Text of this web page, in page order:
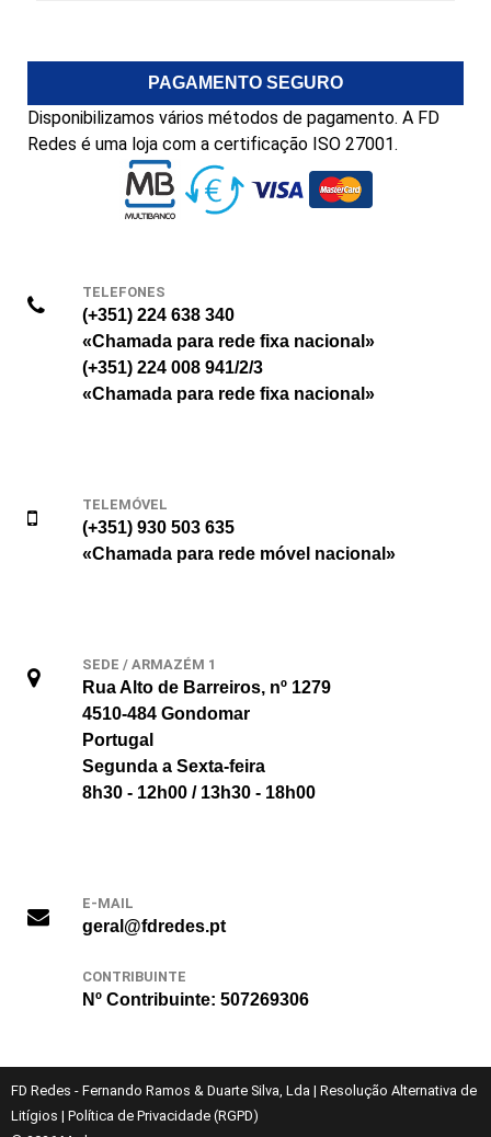
PAGAMENTO SEGURO
Disponibilizamos vários métodos de pagamento. A FD
Redes é uma loja com a certificação ISO 27001.
TELEFONES
(+351) 224 638 340
«Chamada para rede fixa nacional»
(+351) 224 008 941/2/3
«Chamada para rede fixa nacional»
TELEMÓVEL
(+351) 930 503 635
«Chamada para rede móvel nacional»
SEDE / ARMAZÉM 1
Rua Alto de Barreiros, nº 1279
4510-484 Gondomar
Portugal
Segunda a Sexta-feira
8h30 - 12h00 / 13h30 - 18h00
E-MAIL
geral@fdredes.pt
CONTRIBUINTE
Nº Contribuinte: 507269306
FD Redes - Fernando Ramos & Duarte Silva, Lda | Resolução Alternativa de
Litígios | Política de Privacidade (RGPD)